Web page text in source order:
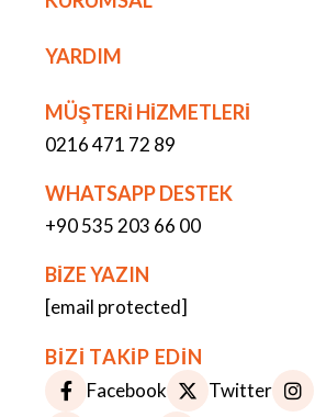
YARDIM
MÜŞTERİ HİZMETLERİ
0216 471 72 89
WHATSAPP DESTEK
+90 535 203 66 00
BİZE YAZIN
[email protected]
BİZİ TAKİP EDİN
Facebook Twitter